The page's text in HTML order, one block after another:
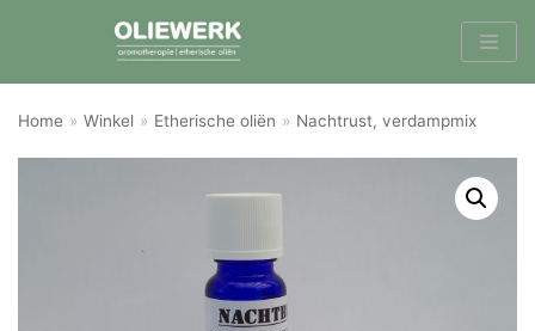
de
inhoud
Home » Winkel » Etherische oliën » Nachtrust, verdampmix